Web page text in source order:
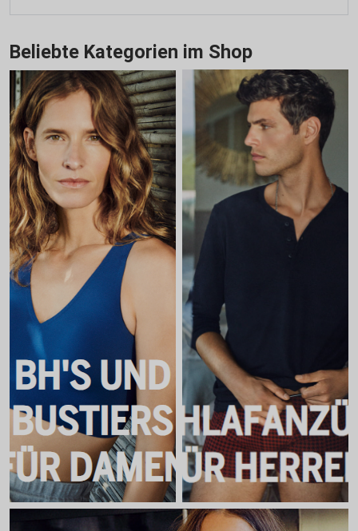
Beliebte Kategorien im Shop